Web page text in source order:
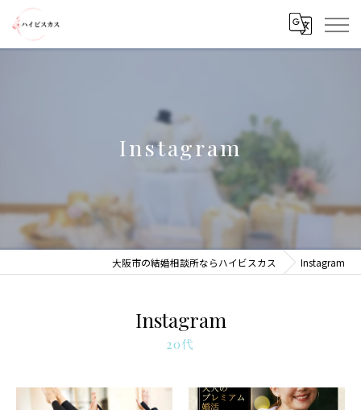
Instagram
大阪市の結婚相談所ならハイビスカス Instagram
Instagram
20代